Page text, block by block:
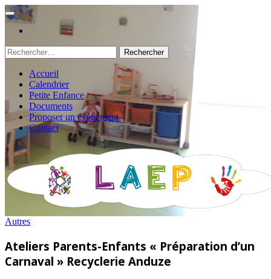
Rechercher :
Accueil
Calendrier
Petite Enfance
Documents
Proposer un évènement
Contact
Autres
Ateliers Parents-Enfants « Préparation d’un
Carnaval » Recyclerie Anduze